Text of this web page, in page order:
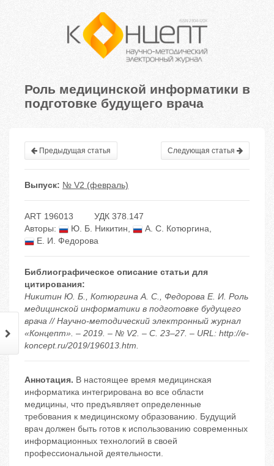
Роль медицинской информатики в
подготовке будущего врача
Предыдущая статья Следующая статья
Выпуск: № V2 (февраль)
ART 196013
УДК 378.147
Авторы:
Ю. Б. Никитин, А. С. Котюргина,
Е. И. Федорова
Библиографическое описание статьи для
цитирования:
Никитин Ю. Б., Котюргина А. С., Федорова Е. И. Роль
медицинской информатики в подготовке будущего
врача // Научно-методический электронный журнал
«Концепт». – 2019. – № V2. – С. 23–27. – URL: http://e-
koncept.ru/2019/196013.htm.
Аннотация. В настоящее время медицинская
информатика интегрирована во все области
медицины, что предъявляет определенные
требования к медицинскому образованию. Будущий
врач должен быть готов к использованию современных
информационных технологий в своей
профессиональной деятельности.